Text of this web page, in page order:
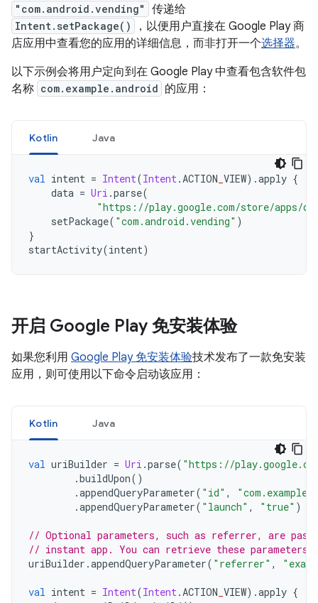
"com.android.vending" 传递给
Intent.setPackage()
，以便用户直接在 Google Play 商
店应用中查看您的应用的详细信息，而非打开一个选择器。
以下示例会将用户定向到在 Google Play 中查看包含软件包
名称 com.example.android 的应用：
Kotlin Java
val intent = Intent(Intent.ACTION VIEW).apply {
data = Uri .parse(
"https://play.google.com/store/apps/
setPackage( "com.android.vending" )
}
startActivity(intent)
开启 Google Play 免安装体验
如果您利用 Google Play 免安装体验技术发布了一款免安装
应用，则可使用以下命令启动该应用：
Kotlin Java
val uriBuilder = Uri .parse( "https://
.buildUpon()
.appendQueryParameter( "id" ,
.appendQueryParameter( "launch" , "true" )
// Optional parameters, such as referrer, are
// instant app. You can retrieve these
uriBuilder .appendQueryParameter( "referrer" ,
val intent = Intent(Intent.ACTION VIEW).apply {